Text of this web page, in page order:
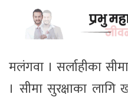
मलंगवा । सर्लाहीका
। सीमा सुरक्षाका